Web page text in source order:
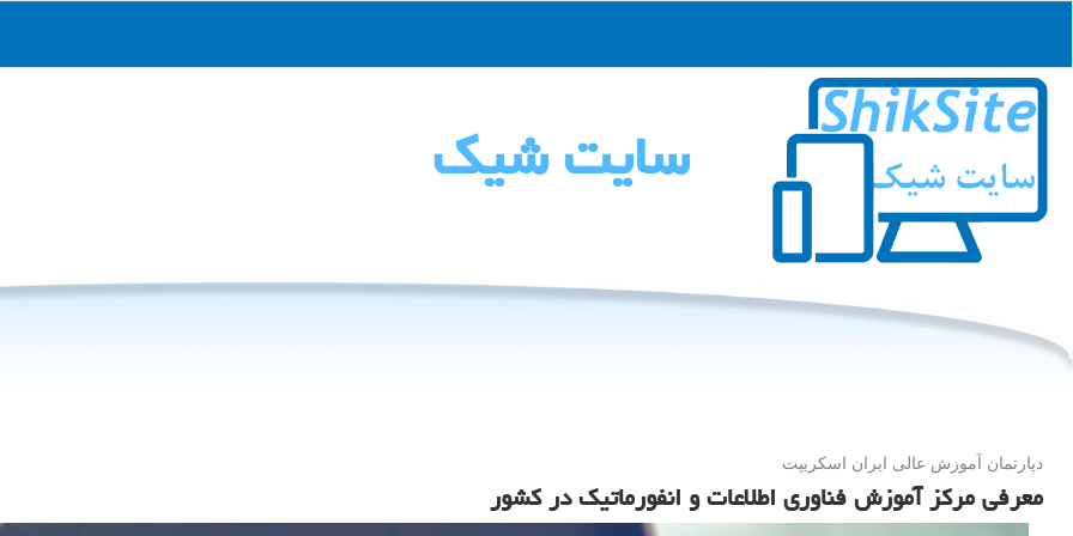
سایت شیك
دپارتمان آموزش عالی ایران اسکریپت
معرفی مرکز آموزش فناوری اطلاعات و انفورماتیک در کشور